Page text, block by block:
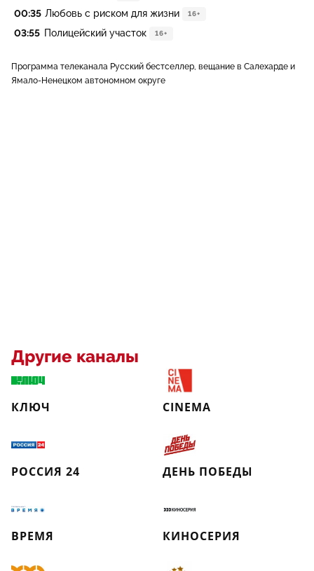
00:35 Любовь с риском для жизни 16+
03:55 Полицейский участок 16+
Программа телеканала Русский бестселлер, вещание в Салехарде и
Ямало-Ненецком автономном округе
Другие каналы
КЛЮЧ CINEMA
РОССИЯ 24 ДЕНЬ ПОБЕДЫ
ВРЕМЯ КИНОСЕРИЯ